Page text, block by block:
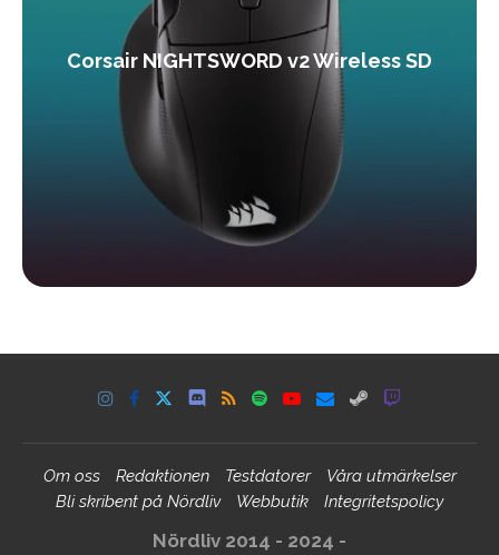
Corsair NIGHTSWORD v2 Wireless SD
Om oss Redaktionen Testdatorer
Våra utmärkelser
Bli skribent på Nördliv
Webbutik Integritetspolicy
Nördliv 2014 - 2024 -